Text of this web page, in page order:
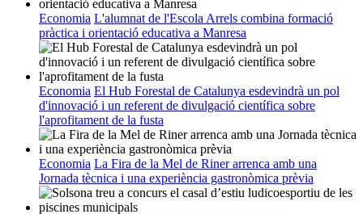
Economia L'alumnat de l'Escola Arrels combina formació
pràctica i orientació educativa a Manresa
Economia El Hub Forestal de Catalunya esdevindrà un pol
d'innovació i un referent de divulgació científica sobre
l'aprofitament de la fusta
Economia La Fira de la Mel de Riner arrenca amb una
Jornada tècnica i una experiència gastronòmica prèvia